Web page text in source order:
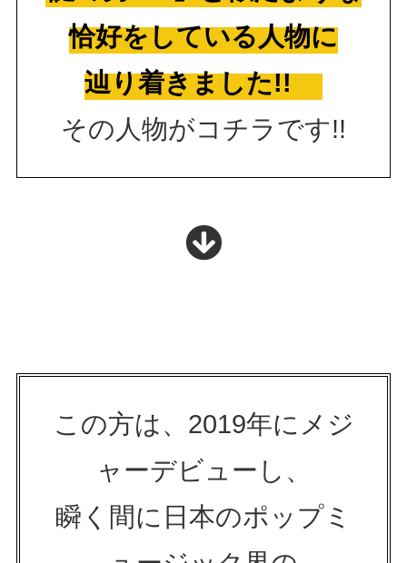
恰好をしている人物に
辿り着きました!!
その人物がコチラです!!
この方は、2019年にメジ
ャーデビューし、
瞬く間に日本のポップミ